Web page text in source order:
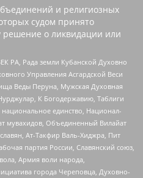
и религиозных
судом принято
решение о ликвидации или
РА, Рада земли Кубанской Духовно
Управления Асгардской Веси
Веды Перуна, Мужская Духовная
К Богодержавию, Таблиги
единство, Национал-
мувахидов, Объединенный Вилайат
Ат-Такфир Валь-Хиджра, Пит
партия России, Славянский союз,
Армия воли народа,
города Череповца, Духовно-